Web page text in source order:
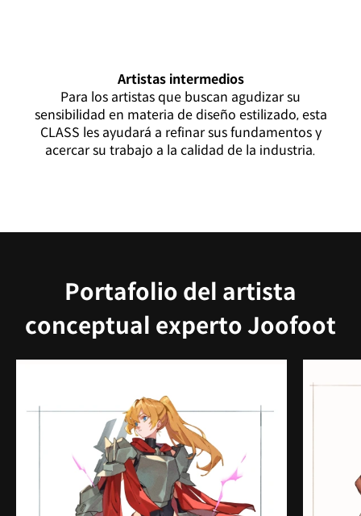
Artistas intermedios
Para los artistas que buscan agudizar su
sensibilidad en materia de diseño estilizado, esta
CLASS les ayudará a refinar sus fundamentos y
acercar su trabajo a la calidad de la industria.
Portafolio del artista
conceptual experto Joofoot